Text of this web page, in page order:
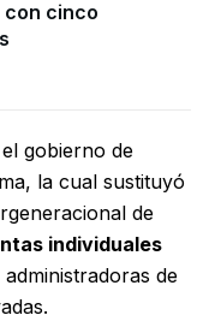
con cinco
gobierno de
la cual sustituyó
de
individuales
de